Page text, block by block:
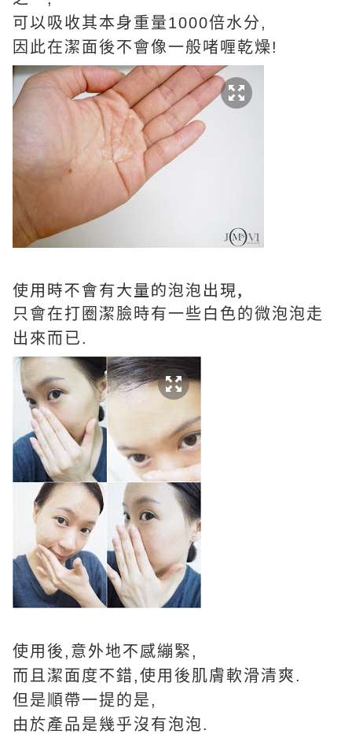
可以吸收其本身重量1000倍水分,
因此在潔面後不會像一般啫喱乾燥!
使用時不會有大量的泡泡出現,
只會在打圈潔臉時有一些白色的微泡泡走
出來而已.
使用後,意外地不感繃緊,
而且潔面度不錯,使用後肌膚軟滑清爽.
但是順帶一提的是,
由於產品是幾乎沒有泡泡.